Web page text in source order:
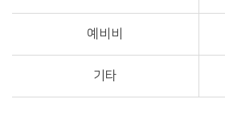
예비비
기타